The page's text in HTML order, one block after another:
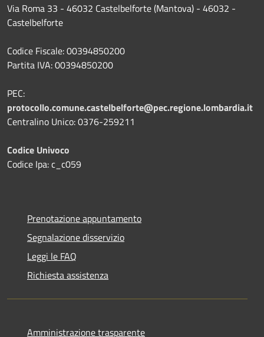
Via Roma 33 - 46032 Castelbelforte (Mantova) - 46032 -
Castelbelforte
Codice Fiscale: 00394850200
Partita IVA: 00394850200
PEC:
protocollo.comune.castelbelforte@pec.regione.lombardia.it
Centralino Unico: 0376-259211
Codice Univoco
Codice Ipa: c_c059
Prenotazione appuntamento
Segnalazione disservizio
Leggi le FAQ
Richiesta assistenza
Amministrazione trasparente